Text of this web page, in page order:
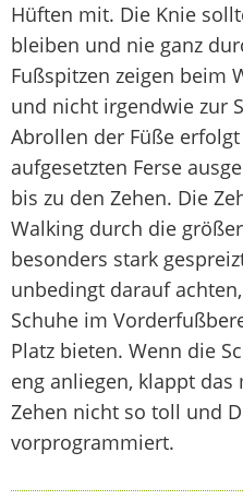
Hüften mit. Die Knie
bleiben und nie ganz
Fußspitzen zeigen beim
und nicht irgendwie zur
Abrollen der Füße
aufgesetzten Ferse
bis zu den Zehen. Die
Walking durch die
besonders stark
unbedingt darauf
Schuhe im
Platz bieten. Wenn die
eng anliegen, klappt
Zehen nicht so toll und
vorprogrammiert.